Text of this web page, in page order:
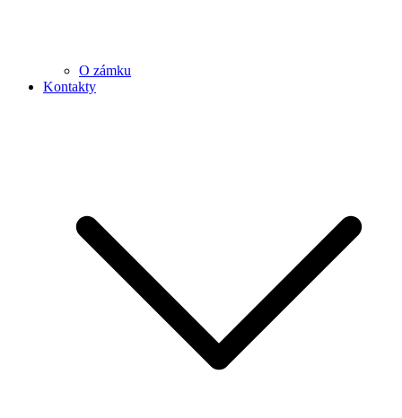
O zámku
Kontakty